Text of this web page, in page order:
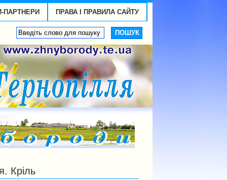
ПАРТНЕРИ ПРАВА І ПРАВИЛА САЙТУ
Кріль